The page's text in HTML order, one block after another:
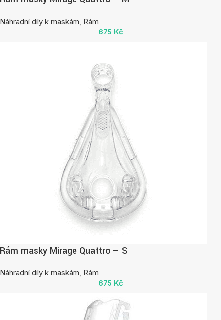
Náhradní díly k maskám, Rám
675 Kč
Rám masky Mirage Quattro – S
Náhradní díly k maskám, Rám
675 Kč